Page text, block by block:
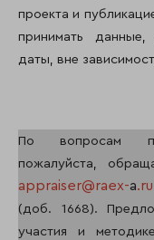
проекта и
принимать
даты, вне
По вопросам
пожалуйста,
appraiser@raex-a.ru
(доб. 1668).
участия и